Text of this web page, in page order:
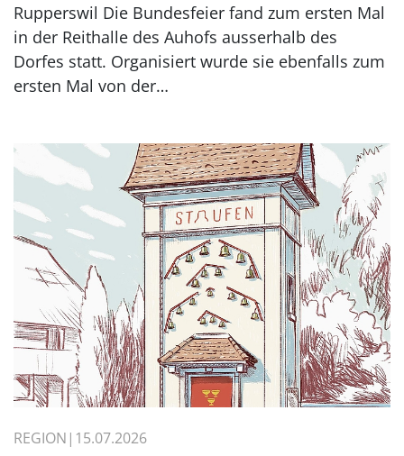
Rupperswil Die Bundesfeier fand zum ersten Mal
in der Reithalle des Auhofs ausserhalb des
Dorfes statt. Organisiert wurde sie ebenfalls zum
ersten Mal von der…
REGION 15.07.2026